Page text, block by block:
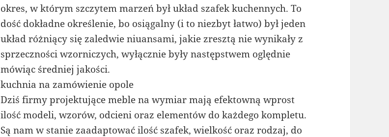
okres, w którym szczytem marzeń był układ szafek kuchennych. To
dość dokładne określenie, bo osiągalny (i to niezbyt łatwo) był jeden
układ różniący się zaledwie niuansami, jakie zresztą nie wynikały z
sprzeczności wzorniczych, wyłącznie były następstwem oględnie
mówiąc średniej jakości.
kuchnia na zamówienie opole
Dziś firmy projektujące meble na wymiar mają efektowną wprost
ilość modeli, wzorów, odcieni oraz elementów do każdego kompletu.
Są nam w stanie zaadaptować ilość szafek, wielkość oraz rodzaj, do